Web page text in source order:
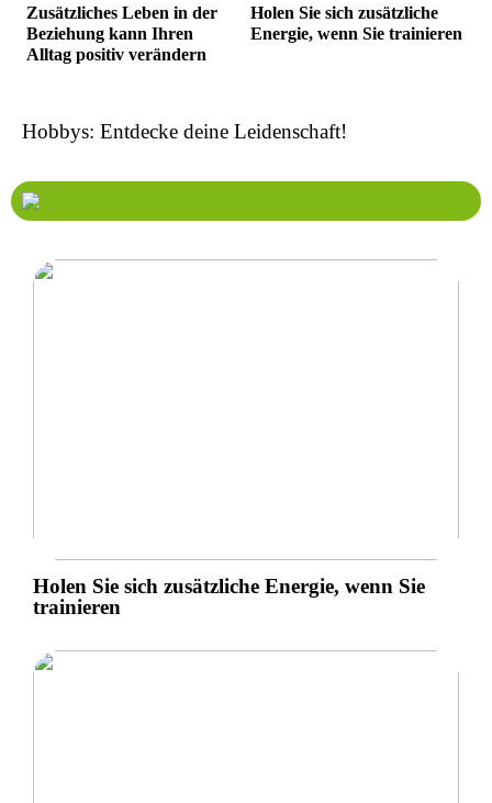
Zusätzliches Leben in der
Beziehung kann Ihren
Alltag positiv verändern
Holen Sie sich zusätzliche
Energie, wenn Sie trainieren
Hobbys: Entdecke deine Leidenschaft!
Holen Sie sich zusätzliche Energie, wenn Sie
trainieren